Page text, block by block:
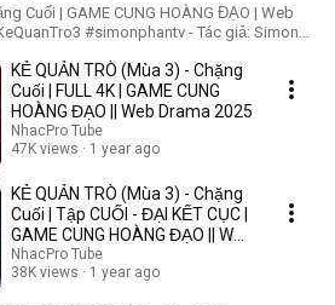
2025
Cuối | GAME CUNG HOÀNG ĐẠO | Web
#simonphantv - Tác giả: Simon
hình thực tế, nhưng dần trở nên đen tối
chiến thắng cuối cùng?. Mục đích của
mặt đằng sau chiếc mặt nạ. Tất cả sẽ tiết
TRÒ (Mùa 3) Simon Phan _ Anh trai
Huỳnh Nhựt Bnat _ Ca sĩ Bnat Bảo Ngân _
Trúc Khánh Duy _ Nghệ sĩ Khánh Duy
KẺ QUẢN TRÒ (Mùa 3) - Chặng
Cuối | FULL 4K | GAME CUNG
HOÀNG ĐẠO || Web Drama 2025
NhacPro Tube
47K views
1 year ago
KẺ QUẢN TRÒ (Mùa 3) - Chặng
Cuối | Tập CUỐI - ĐẠI KẾT CỤC |
GAME CUNG HOÀNG ĐẠO || Web
Drama 2025
NhacPro Tube
38K views
1 year ago